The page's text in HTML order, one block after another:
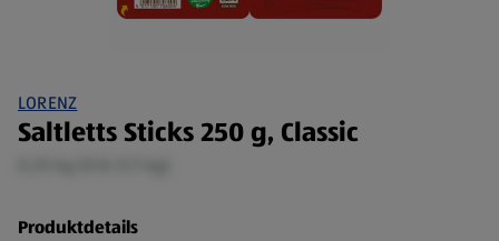
LORENZ
Saltletts Sticks 250 g, Classic
Produktdetails